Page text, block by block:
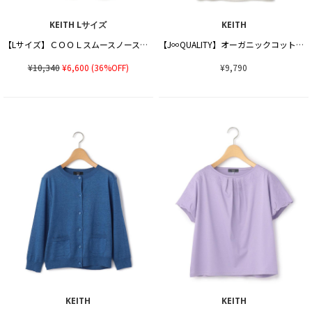
KEITH Lサイズ
【Lサイズ】ＣＯＯＬスムースノースリーブ
¥10,340¥6,600 (36%OFF)
KEITH
【J∞QUALITY】オーガニックコットンフライスカットソー
¥9,790
KEITH
KEITH